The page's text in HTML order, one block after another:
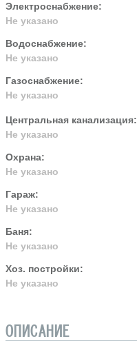
Электроснабжение:
Не указано
Водоснабжение:
Не указано
Газоснабжение:
Не указано
Центральная канализация:
Не указано
Охрана:
Не указано
Гараж:
Не указано
Баня:
Не указано
Хоз. постройки:
Не указано
ОПИСАНИЕ